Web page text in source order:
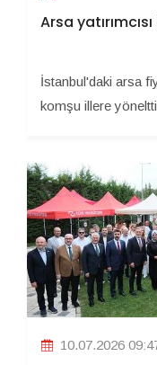
Arsa
İstanbul'daki arsa
komşu illere
10.07.2026